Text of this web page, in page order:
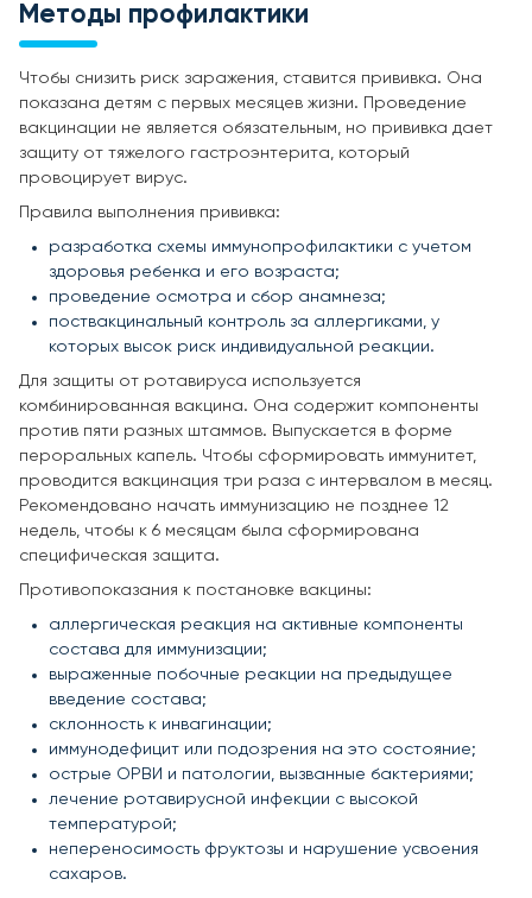
Методы профилактики
Чтобы снизить риск заражения, ставится прививка. Она
показана детям с первых месяцев жизни. Проведение
вакцинации не является обязательным, но прививка дает
защиту от тяжелого гастроэнтерита, который
провоцирует вирус.
Правила выполнения прививка:
разработка схемы иммунопрофилактики с учетом
здоровья ребенка и его возраста;
проведение осмотра и сбор анамнеза;
поствакцинальный контроль за аллергиками, у
которых высок риск индивидуальной реакции.
Для защиты от ротавируса используется
комбинированная вакцина. Она содержит компоненты
против пяти разных штаммов. Выпускается в форме
пероральных капель. Чтобы сформировать иммунитет,
проводится вакцинация три раза с интервалом в месяц.
Рекомендовано начать иммунизацию не позднее 12
недель, чтобы к 6 месяцам была сформирована
специфическая защита.
Противопоказания к постановке вакцины:
аллергическая реакция на активные компоненты
состава для иммунизации;
выраженные побочные реакции на предыдущее
введение состава;
склонность к инвагинации;
иммунодефицит или подозрения на это состояние;
острые ОРВИ и патологии, вызванные бактериями;
лечение ротавирусной инфекции с высокой
температурой;
непереносимость фруктозы и нарушение усвоения
сахаров.